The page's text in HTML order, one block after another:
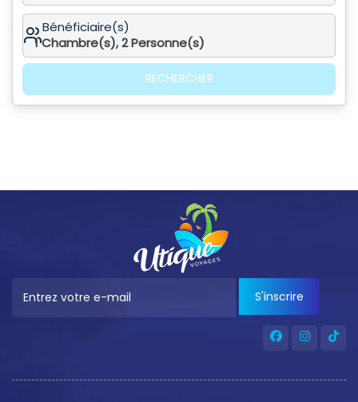
Bénéficiaire(s)
1Chambre(s),2Personne(s)
RECHERCHER
S'inscrire